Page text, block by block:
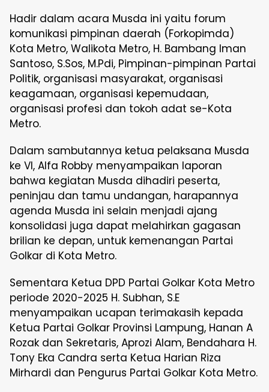
Hadir dalam acara Musda ini yaitu forum
komunikasi pimpinan daerah (Forkopimda)
Kota Metro, Walikota Metro, H. Bambang Iman
Santoso, S.Sos, M.Pdi, Pimpinan-pimpinan Partai
Politik, organisasi masyarakat, organisasi
keagamaan, organisasi kepemudaan,
organisasi profesi dan tokoh adat se-Kota
Metro.
Dalam sambutannya ketua pelaksana Musda
ke VI, Alfa Robby menyampaikan laporan
bahwa kegiatan Musda dihadiri peserta,
peninjau dan tamu undangan, harapannya
agenda Musda ini selain menjadi ajang
konsolidasi juga dapat melahirkan gagasan
brilian ke depan, untuk kemenangan Partai
Golkar di Kota Metro.
Sementara Ketua DPD Partai Golkar Kota Metro
periode 2020-2025 H. Subhan, S.E
menyampaikan ucapan terimakasih kepada
Ketua Partai Golkar Provinsi Lampung, Hanan A
Rozak dan Sekretaris, Aprozi Alam, Bendahara H.
Tony Eka Candra serta Ketua Harian Riza
Mirhardi dan Pengurus Partai Golkar Kota Metro.